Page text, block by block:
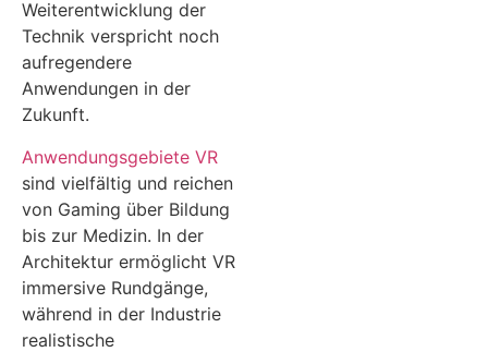
Weiterentwicklung der
Technik verspricht noch
aufregendere
Anwendungen in der
Zukunft.
Anwendungsgebiete VR
sind vielfältig und reichen
von Gaming über Bildung
bis zur Medizin. In der
Architektur ermöglicht VR
immersive Rundgänge,
während in der Industrie
realistische